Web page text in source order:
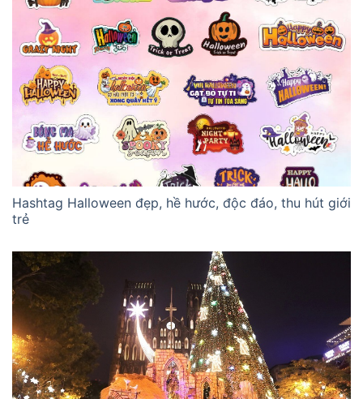
Hashtag Halloween đẹp, hề hước, độc đáo, thu hút giới
trẻ